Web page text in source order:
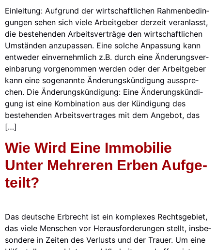
Ein­lei­tung: Auf­grund der wirt­schaft­li­chen Rah­men­be­din­
gun­gen sehen sich vie­le Arbeit­ge­ber der­zeit ver­an­lasst,
die bestehen­den Arbeits­ver­trä­ge den wirt­schaft­li­chen
Umstän­den anzu­pas­sen. Eine sol­che Anpas­sung kann
ent­we­der ein­ver­nehm­lich z.B. durch eine Ände­rungs­ver­
ein­ba­rung vor­ge­nom­men wer­den oder der Arbeit­ge­ber
kann eine soge­nann­te Ände­rungs­kün­di­gung aus­spre­
chen. Die Ände­rungs­kün­di­gung: Eine Ände­rungs­kün­di­
gung ist eine Kom­bi­na­ti­on aus der Kün­di­gung des
bestehen­den Arbeits­ver­tra­ges mit dem Ange­bot, das
[…]
Wie Wird Eine Immo­bi­lie
Unter Meh­re­ren Erben Auf­ge­
Teilt?
Das deut­sche Erbrecht ist ein kom­ple­xes Rechts­ge­biet,
das vie­le Men­schen vor Her­aus­for­de­run­gen stellt, ins­be­
son­de­re in Zei­ten des Ver­lusts und der Trau­er. Um eine